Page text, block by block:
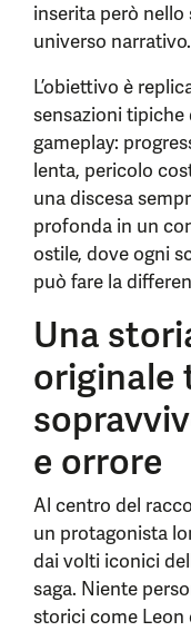
inserita però nello
universo narrativo.
L’obiettivo è
sensazioni tipiche
gameplay:
lenta, pericolo
una discesa
profonda in un
ostile, dove ogni
può fare la
Una
originale
e orrore
Al centro del
un protagonista
dai volti iconici
saga. Niente
storici come Leon